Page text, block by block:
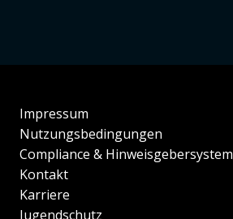
Impressum
Nutzungsbedingungen
Compliance & Hinweisgebersystem
Kontakt
Karriere
Jugendschutz